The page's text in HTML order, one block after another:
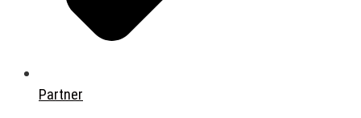
Partner